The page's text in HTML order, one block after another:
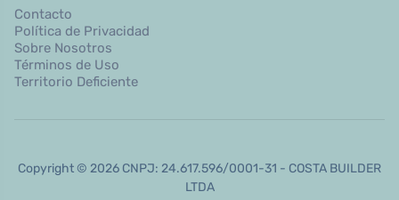
Contacto
Política de Privacidad
Sobre Nosotros
Términos de Uso
Territorio Deficiente
Copyright © 2026 CNPJ: 24.617.596/0001-31 - COSTA BUILDER
LTDA